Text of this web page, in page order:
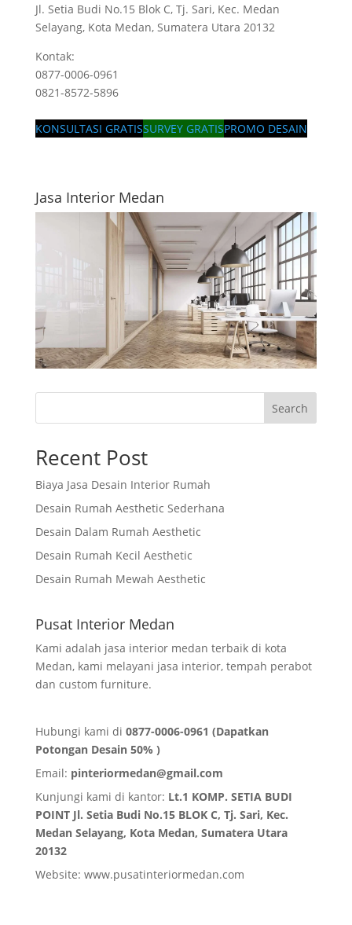
Jl. Setia Budi No.15 Blok C, Tj. Sari, Kec. Medan
Selayang, Kota Medan, Sumatera Utara 20132
Kontak:
0877-0006-0961
0821-8572-5896
KONSULTASI GRATISSURVEY GRATISPROMO DESAIN
Jasa Interior Medan
Search
Recent Post
Biaya Jasa Desain Interior Rumah
Desain Rumah Aesthetic Sederhana
Desain Dalam Rumah Aesthetic
Desain Rumah Kecil Aesthetic
Desain Rumah Mewah Aesthetic
Pusat Interior Medan
Kami adalah jasa interior medan terbaik di kota
Medan, kami melayani jasa interior, tempah perabot
dan custom furniture.
Hubungi kami di 0877-0006-0961 (Dapatkan
Potongan Desain 50% )
Email: pinteriormedan@gmail.com
Kunjungi kami di kantor: Lt.1 KOMP. SETIA BUDI
POINT Jl. Setia Budi No.15 BLOK C, Tj. Sari, Kec.
Medan Selayang, Kota Medan, Sumatera Utara
20132
Website: www.pusatinteriormedan.com